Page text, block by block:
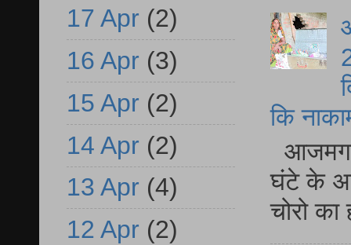
कि
घंटे के
चोरो
17 Apr (2)
16 Apr (3)
15 Apr (2)
14 Apr (2)
13 Apr (4)
12 Apr (2)